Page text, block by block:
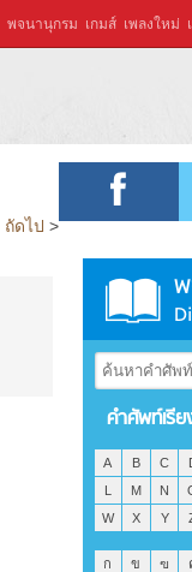
พจนานุกรม เกมส์ เพลงใหม่
ถัดไป >
คำศัพท์เรี
A B C
L
M N
W
X Y
ก ข ฃ